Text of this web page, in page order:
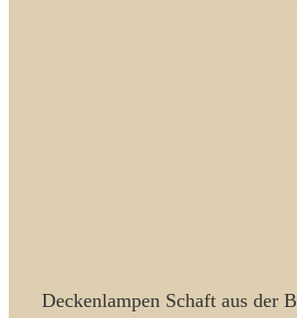
Deckenlampen Schaft aus der